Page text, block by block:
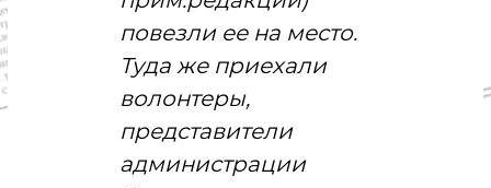
повезли ее на место.
Туда же приехали
волонтеры,
представители
администрации